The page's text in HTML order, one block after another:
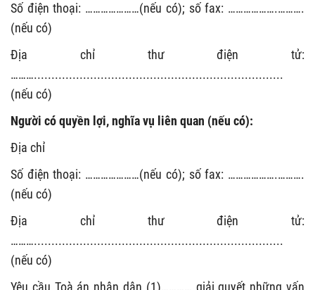
Số điện thoại: …………………(nếu có); số fax: ……………….……….
(nếu có)
Địa chỉ thư điện tử:
……….......................................................................
(nếu có)
Người có quyền lợi, nghĩa vụ liên quan (nếu có):
Địa chỉ
Số điện thoại: …………………(nếu có); số fax: ……………….……….
(nếu có)
Địa chỉ thư điện tử:
……….......................................................................
(nếu có)
Yêu cầu Toà án nhân dân (1)………… giải quyết những vấn